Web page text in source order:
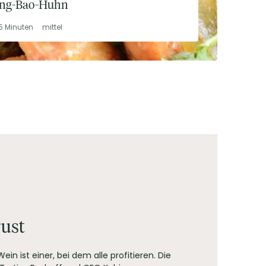
Bao-Huhn
Minuten mittel
ist einer, bei dem alle profitieren. Die